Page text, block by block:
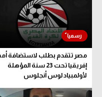
مصر تتقدم بطلب لاستضافة
إفريقيا تحت 23 سنة المؤهلة
لأولمبياد لوس أنجلوس